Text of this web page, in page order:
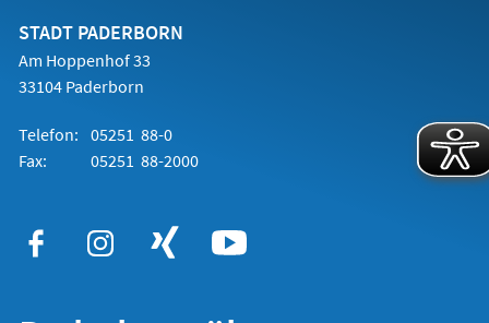
STADT PADERBORN
Am Hoppenhof 33
33104 Paderborn
Telefon: 05251 88-0
Fax:
05251 88-2000